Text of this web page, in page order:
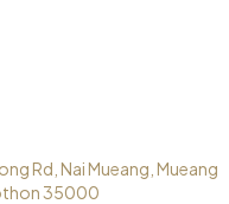
Rd, Nai Mueang, Mueang
35000